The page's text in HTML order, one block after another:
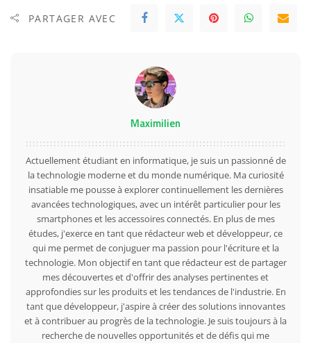
PARTAGER AVEC
Maximilien
Actuellement étudiant en informatique, je suis un passionné de
la technologie moderne et du monde numérique. Ma curiosité
insatiable me pousse à explorer continuellement les dernières
avancées technologiques, avec un intérêt particulier pour les
smartphones et les accessoires connectés. En plus de mes
études, j'exerce en tant que rédacteur web et développeur, ce
qui me permet de conjuguer ma passion pour l'écriture et la
technologie. Mon objectif en tant que rédacteur est de partager
mes découvertes et d'offrir des analyses pertinentes et
approfondies sur les produits et les tendances de l'industrie. En
tant que développeur, j'aspire à créer des solutions innovantes
et à contribuer au progrès de la technologie. Je suis toujours à la
recherche de nouvelles opportunités et de défis qui me